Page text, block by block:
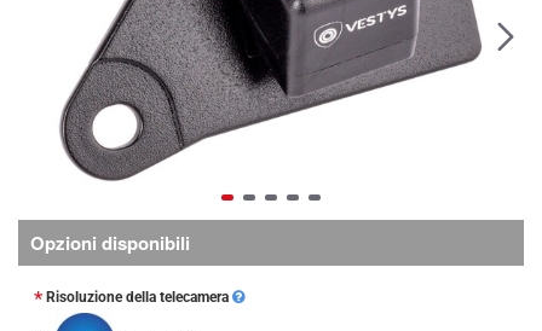
Opzioni disponibili
Risoluzione della telecamera